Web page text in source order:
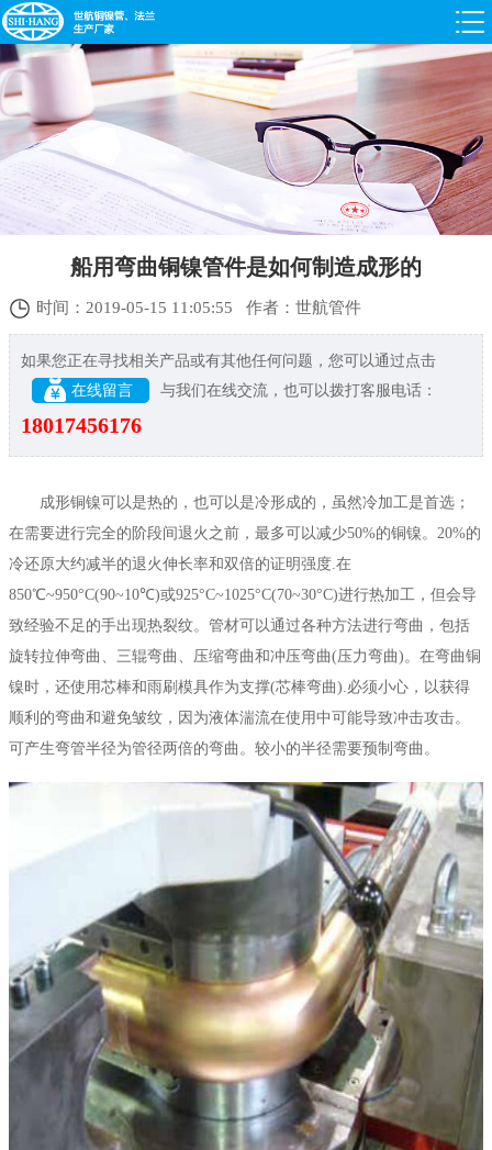
船用弯曲铜镍管件是如何制造成形的
时间：2019-05-15 11:05:55 作者：世航管件
如果您正在寻找相关产品或有其他任何问题，您可以通过点击
在线留言
与我们在线交流，也可以拨打客服电话：
18017456176
成形铜镍可以是热的，也可以是冷形成的，虽然冷加工是首选；
在需要进行完全的阶段间退火之前，最多可以减少50%的铜镍。20%的
冷还原大约减半的退火伸长率和双倍的证明强度.在
850℃~950°C(90~10℃)或925°C~1025°C(70~30°C)进行热加工，但会导
致经验不足的手出现热裂纹。管材可以通过各种方法进行弯曲，包括
旋转拉伸弯曲、三辊弯曲、压缩弯曲和冲压弯曲(压力弯曲)。在弯曲铜
镍时，还使用芯棒和雨刷模具作为支撑(芯棒弯曲).必须小心，以获得
顺利的弯曲和避免皱纹，因为液体湍流在使用中可能导致冲击攻击。
可产生弯管半径为管径两倍的弯曲。较小的半径需要预制弯曲。